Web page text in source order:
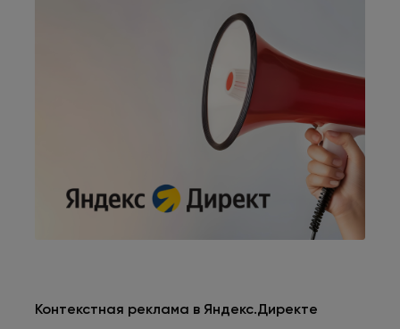
Контекстная реклама в Яндекс.Директе